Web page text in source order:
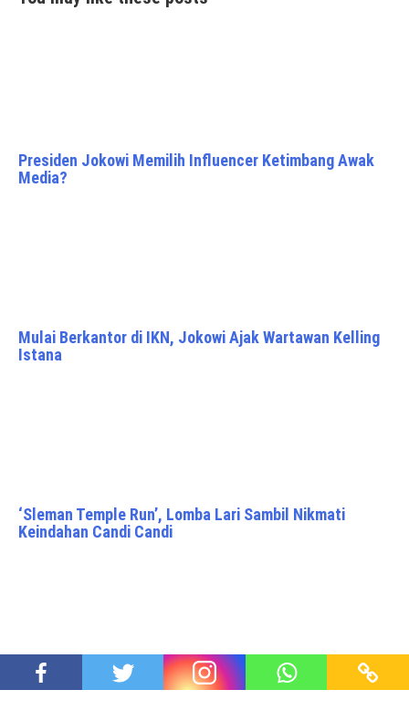
Presiden Jokowi Memilih Influencer Ketimbang Awak
Media?
Mulai Berkantor di IKN, Jokowi Ajak Wartawan Kelling
Istana
‘Sleman Temple Run’, Lomba Lari Sambil Nikmati
Keindahan Candi Candi
Refleksi 27 Juli 1996, DPC PDI Perjuangan Jogja Gelar